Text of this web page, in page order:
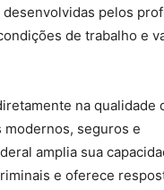
pelos
de trabalho e
na qualidade
modernos, seguros e
amplia sua
e oferece